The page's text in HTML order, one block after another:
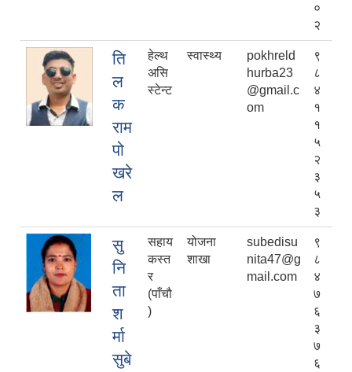
०
२
ति
ल
क
राम
पो
खरे
ल
हेल्थ
असि
स्टेन्ट
स्वास्थ्य
pokhreld
hurba23
@gmail.c
om
९
८
४
१
१
५
२
३
५
३
सु
नि
ता
श
र्मा
सुबे
सहाय
कस्त
र
(पाँचौ
)
योजना
शाखा
subedisu
nita47@g
mail.com
९
८
४
७
६
३
७
६